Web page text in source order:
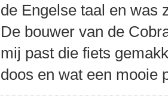
de Engelse taal en was
De bouwer van de
mij past die fiets
doos en wat een mooie